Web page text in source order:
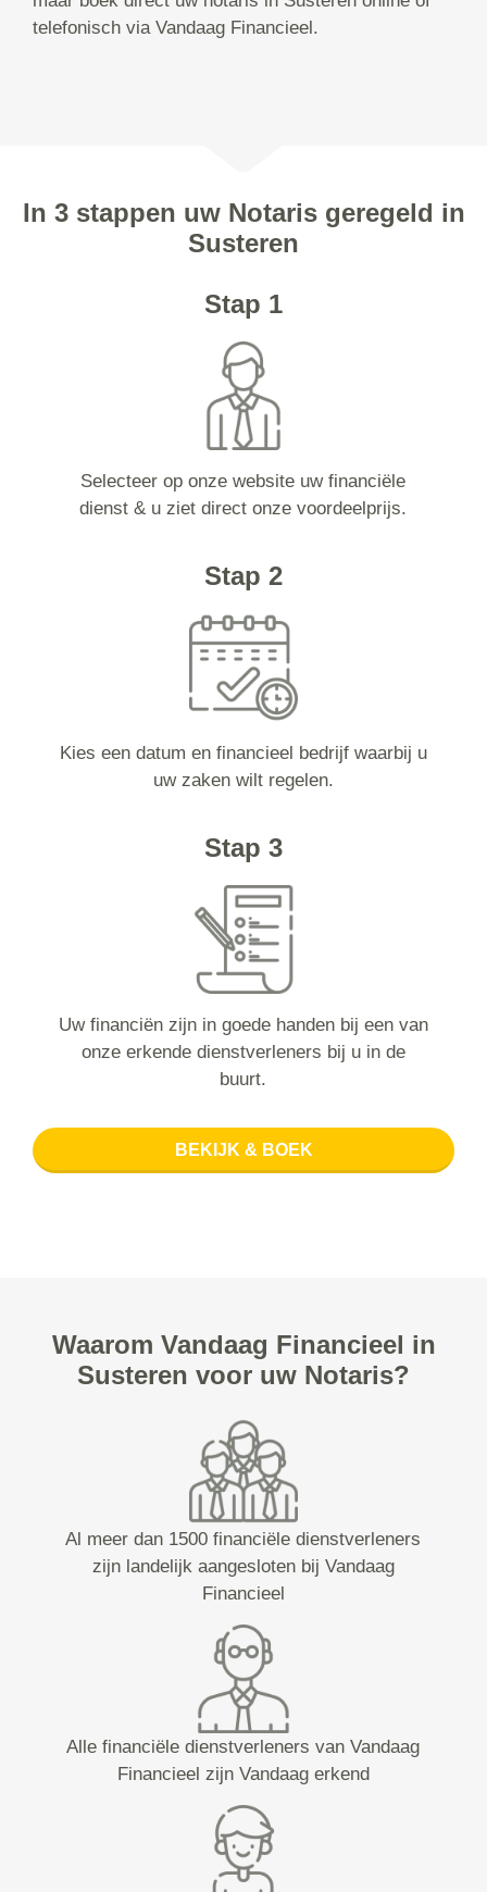
telefonisch via Vandaag Financieel.
In 3 stappen uw Notaris geregeld in
Susteren
Stap 1
Selecteer op onze website uw financiële
dienst & u ziet direct onze voordeelprijs.
Stap 2
Kies een datum en financieel bedrijf waarbij u
uw zaken wilt regelen.
Stap 3
Uw financiën zijn in goede handen bij een van
onze erkende dienstverleners bij u in de
buurt.
BEKIJK & BOEK
Waarom Vandaag Financieel in
Susteren voor uw Notaris?
Al meer dan 1500 financiële dienstverleners
zijn landelijk aangesloten bij Vandaag
Financieel
Alle financiële dienstverleners van Vandaag
Financieel zijn Vandaag erkend